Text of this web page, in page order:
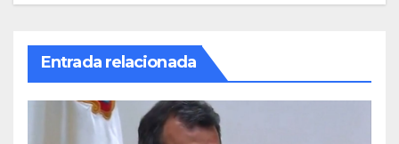
Entrada relacionada